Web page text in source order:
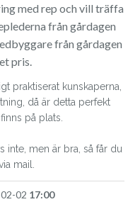
med rep och vill träffa
från gårdagen
från gårdagen
pris.
praktiserat kunskaperna,
då är detta perfekt
på plats.
inte, men är bra, så får du
mail.
02 17:00